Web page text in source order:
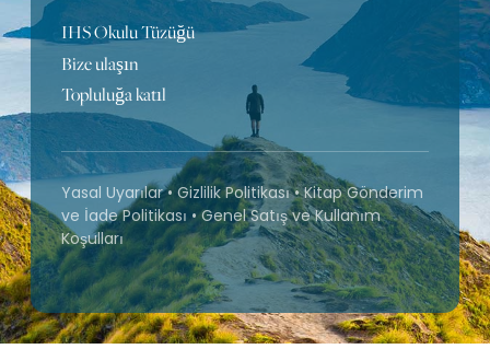
IHS Okulu Tüzüğü
Bize ulaşın
Topluluğa katıl
Yasal Uyarılar• Gizlilik Politikası•Kitap Gönderim
ve İade Politikası•Genel Satış ve Kullanım
Koşulları